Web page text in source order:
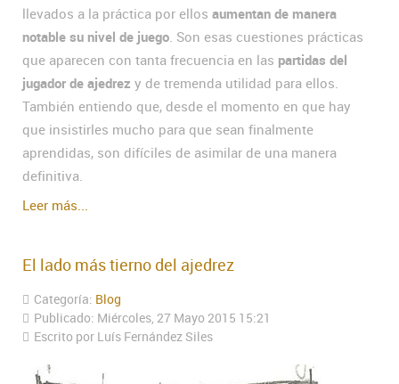
llevados a la práctica por ellos aumentan de manera
notable su nivel de juego . Son esas cuestiones prácticas
que aparecen con tanta frecuencia en las partidas del
jugador de ajedrez y de tremenda utilidad para ellos.
También entiendo que, desde el momento en que hay
que insistirles mucho para que sean finalmente
aprendidas, son difíciles de asimilar de una manera
definitiva.
Leer más...
El lado más tierno del ajedrez
Categoría: Blog
Publicado: Miércoles, 27 Mayo 2015 15:21
Escrito por Luís Fernández Siles